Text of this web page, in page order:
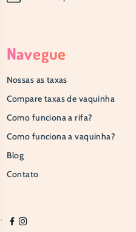
Navegue
Nossas as taxas
Compare taxas de vaquinha
Como funciona a rifa?
Como funciona a vaquinha?
Blog
Contato